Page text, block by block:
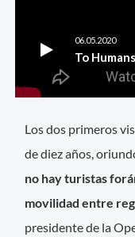
Los dos primeros
de diez años,
no hay turistas
movilidad entre
presidente de la